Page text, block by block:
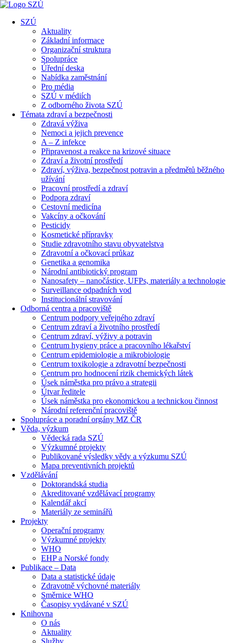
SZÚ
Aktuality
Základní informace
Organizační struktura
Spolupráce
Úřední deska
Nabídka zaměstnání
Pro média
SZÚ v médiích
Z odborného života SZÚ
Témata zdraví a bezpečnosti
Zdravá výživa
Nemoci a jejich prevence
A – Z infekce
Připravenost a reakce na krizové situace
Zdraví a životní prostředí
Zdraví, výživa, bezpečnost potravin a předmětů běžného
užívání
Pracovní prostředí a zdraví
Podpora zdraví
Cestovní medicína
Vakcíny a očkování
Pesticidy
Kosmetické přípravky
Studie zdravotního stavu obyvatelstva
Zdravotní a očkovací průkaz
Genetika a genomika
Národní antibiotický program
Nanosafety – nanočástice, UFPs, materiály a technologie
Surveillance odpadních vod
Institucionální stravování
Odborná centra a pracoviště
Centrum podpory veřejného zdraví
Centrum zdraví a životního prostředí
Centrum zdraví, výživy a potravin
Centrum hygieny práce a pracovního lékařství
Centrum epidemiologie a mikrobiologie
Centrum toxikologie a zdravotní bezpečnosti
Centrum pro hodnocení rizik chemických látek
Úsek náměstka pro právo a strategii
Útvar ředitele
Úsek náměstka pro ekonomickou a technickou činnost
Národní referenční pracoviště
Spolupráce a poradní orgány MZ ČR
Věda, výzkum
Vědecká rada SZÚ
Výzkumné projekty
Publikované výsledky vědy a výzkumu SZÚ
Mapa preventivních projektů
Vzdělávání
Doktorandská studia
Akreditované vzdělávací programy
Kalendář akcí
Materiály ze seminářů
Projekty
Operační programy
Výzkumné projekty
WHO
EHP a Norské fondy
Publikace – Data
Data a statistické údaje
Zdravotně výchovné materiály
Směrnice WHO
Časopisy vydávané v SZÚ
Knihovna
O nás
Aktuality
Služby